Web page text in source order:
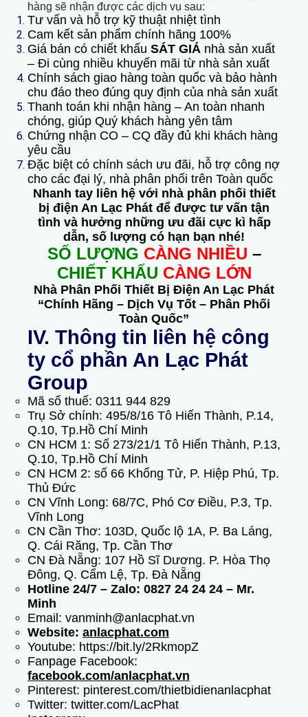
hàng sẽ nhận được các dịch vụ sau:
Tư vấn và hỗ trợ kỹ thuật nhiệt tình
Cam kết sản phẩm chính hãng 100%
Giá bán có chiết khấu SÁT GIÁ nhà sản xuất
– Đi cùng nhiều khuyến mãi từ nhà sản xuất
Chính sách giao hàng toàn quốc và bảo hành
chu đáo theo đúng quy định của nhà sản xuất
Thanh toán khi nhận hàng – An toàn nhanh
chóng, giúp Quý khách hàng yên tâm
Chứng nhận CO – CQ đầy đủ khi khách hàng
yêu cầu
Đặc biệt có chính sách ưu đãi, hỗ trợ công nợ
cho các đại lý, nhà phân phối trên Toàn quốc
Nhanh tay liên hệ với nhà phân phối thiết
bị điện An Lạc Phát để được tư vấn tận
tình và hưởng những ưu đãi cực kì hấp
dẫn, số lượng có hạn bạn nhé!
SỐ LƯỢNG CÀNG NHIỀU –
CHIẾT KHẤU CÀNG LỚN
Nhà Phân Phối Thiết Bị Điện An Lạc Phát
“Chính Hãng – Dịch Vụ Tốt – Phân Phối
Toàn Quốc”
IV. Thông tin liên hệ công
ty cổ phần An Lạc Phát
Group
Mã số thuế: 0311 944 829
Trụ Sở chính: 495/8/16 Tô Hiến Thành, P.14,
Q.10, Tp.Hồ Chí Minh
CN HCM 1: Số 273/21/1 Tô Hiến Thành, P.13,
Q.10, Tp.Hồ Chí Minh
CN HCM 2: số 66 Khổng Tử, P. Hiệp Phú, Tp.
Thủ Đức
CN Vĩnh Long: 68/7C, Phó Cơ Điều, P.3, Tp.
Vĩnh Long
CN Cần Thơ: 103D, Quốc lộ 1A, P. Ba Láng,
Q. Cái Răng, Tp. Cần Thơ
CN Đà Nẵng: 107 Hồ Sĩ Dương. P. Hòa Thọ
Đông, Q. Cẩm Lệ, Tp. Đà Nẵng
Hotline 24/7 – Zalo: 0827 24 24 24 – Mr.
Minh
Email: vanminh@anlacphat.vn
Website: anlacphat.com
Youtube: https://bit.ly/2RkmopZ
Fanpage Facebook:
facebook.com/anlacphat.vn
Pinterest: pinterest.com/thietbidienanlacphat
Twitter: twitter.com/LacPhat